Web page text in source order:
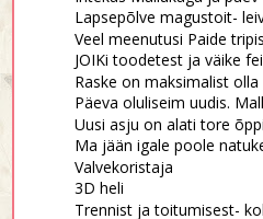
Lapsepõlve magustoit-
Veel meenutusi Paide
JOIKi toodetest ja väike
Raske on maksimalist olla
Päeva oluliseim uudis.
Uusi asju on alati tore
Ma jään igale poole
Valvekoristaja
3D heli
Trennist ja toitumisest-